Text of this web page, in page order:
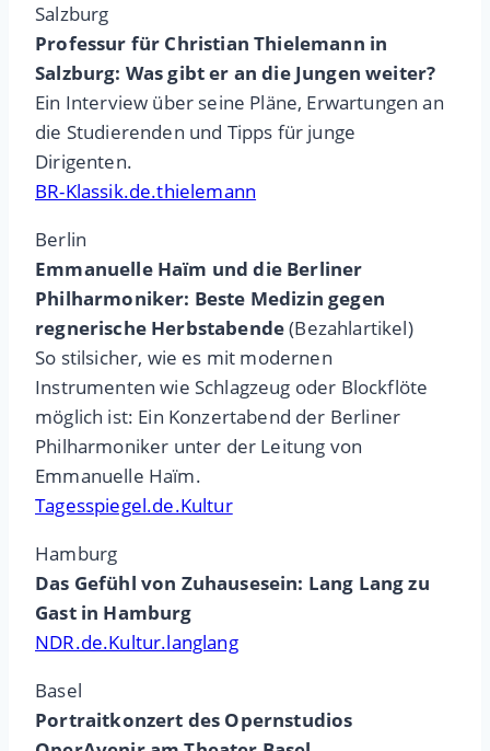
Salzburg
Professur für Christian Thielemann in
Salzburg: Was gibt er an die Jungen weiter?
Ein Interview über seine Pläne, Erwartungen an
die Studierenden und Tipps für junge
Dirigenten.
BR-Klassik.de.thielemann
Berlin
Emmanuelle Haïm und die Berliner
Philharmoniker: Beste Medizin gegen
regnerische Herbstabende(Bezahlartikel)
So stilsicher, wie es mit modernen
Instrumenten wie Schlagzeug oder Blockflöte
möglich ist: Ein Konzertabend der Berliner
Philharmoniker unter der Leitung von
Emmanuelle Haïm.
Tagesspiegel.de.Kultur
Hamburg
Das Gefühl von Zuhausesein: Lang Lang zu
Gast in Hamburg
NDR.de.Kultur.langlang
Basel
Portraitkonzert des Opernstudios